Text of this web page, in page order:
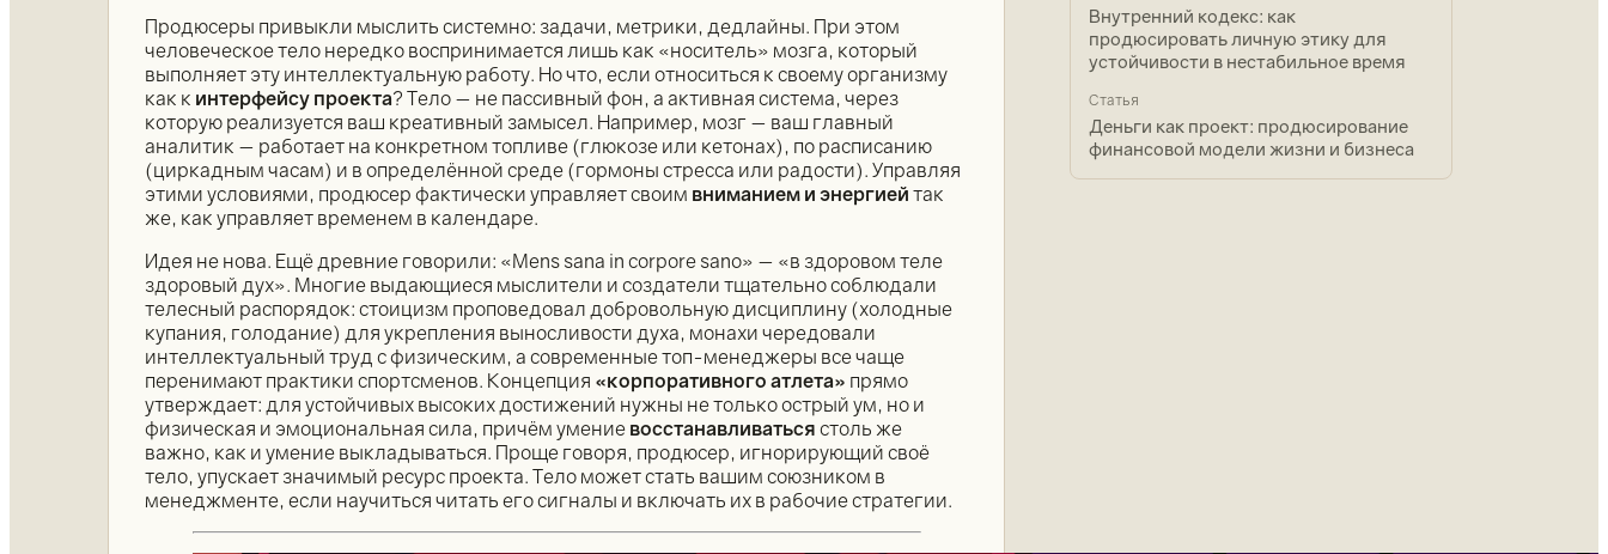
Продюсеры привыкли мыслить системно: задачи, метрики, дедлайны. При этом
человеческое тело нередко воспринимается лишь как «носитель» мозга, который
выполняет эту интеллектуальную работу. Но что, если относиться к своему организму
как к интерфейсу проекта? Тело — не пассивный фон, а активная система, через
которую реализуется ваш креативный замысел. Например, мозг — ваш главный
аналитик — работает на конкретном топливе (глюкозе или кетонах), по расписанию
(циркадным часам) и в определённой среде (гормоны стресса или радости). Управляя
этими условиями, продюсер фактически управляет своим вниманием и энергией так
же, как управляет временем в календаре.
Идея не нова. Ещё древние говорили: «Mens sana in corpore sano» — «в здоровом теле
здоровый дух». Многие выдающиеся мыслители и создатели тщательно соблюдали
телесный распорядок: стоицизм проповедовал добровольную дисциплину (холодные
купания, голодание) для укрепления выносливости духа, монахи чередовали
интеллектуальный труд с физическим, а современные топ-менеджеры все чаще
перенимают практики спортсменов. Концепция «корпоративного атлета» прямо
утверждает: для устойчивых высоких достижений нужны не только острый ум, но и
физическая и эмоциональная сила, причём умение восстанавливаться столь же
важно, как и умение выкладываться. Проще говоря, продюсер, игнорирующий своё
тело, упускает значимый ресурс проекта. Тело может стать вашим союзником в
менеджменте, если научиться читать его сигналы и включать их в рабочие стратегии.
Внутренний кодекс: как
продюсировать личную этику для
устойчивости в нестабильное время
Статья
Деньги как проект: продюсирование
финансовой модели жизни и бизнеса